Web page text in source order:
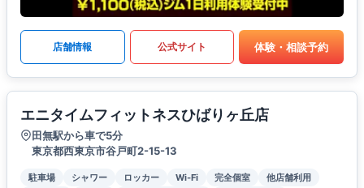
店舗情報 公式サイト 体験・相談予約
エニタイムフィットネスひばりヶ丘店
田無駅から車で5分
東京都西東京市谷戸町2-15-13
駐車場 シャワー ロッカー Wi-Fi 完全個室
他店舗利用